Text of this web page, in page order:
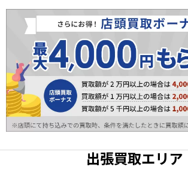
出張買取エリア